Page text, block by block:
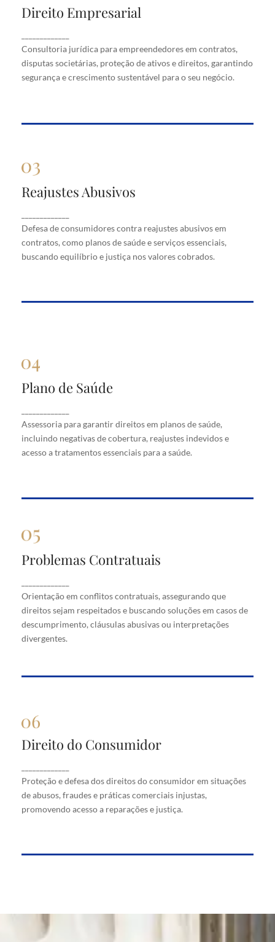
Direito Empresarial
Consultoria jurídica para empreendedores em contratos,
disputas societárias, proteção de ativos e direitos, garantindo
segurança e crescimento sustentável para o seu negócio.
Direito Empresarial
contratos, disputas societárias, proteção de ativos
e direitos, garantindo segurança e crescimento
sustentável para o seu negócio.
Reajustes Abusivos
Defesa de consumidores contra reajustes abusivos em
contratos, como planos de saúde e serviços essenciais,
buscando equilíbrio e justiça nos valores cobrados.
Reajustes Abusivos
em contratos, como planos de saúde e serviços
essenciais, buscando equilíbrio e justiça nos valores
cobrados.
Plano de Saúde
Assessoria para garantir direitos em planos de saúde,
incluindo negativas de cobertura, reajustes indevidos e
acesso a tratamentos essenciais para a saúde.
Plano de Saúde
saúde, incluindo negativas de cobertura, reajustes
indevidos e acesso a tratamentos essenciais para a
saúde.
Problemas Contratuais
Orientação em conflitos contratuais, assegurando que
direitos sejam respeitados e buscando soluções em casos de
descumprimento, cláusulas abusivas ou interpretações
divergentes.
Problemas Contratuais
que direitos sejam respeitados e buscando soluções
em casos de descumprimento, cláusulas abusivas
ou interpretações divergentes.
Direito do Consumidor
Proteção e defesa dos direitos do consumidor em situações
de abusos, fraudes e práticas comerciais injustas,
promovendo acesso a reparações e justiça.
Direito do Consumidor
situações de abusos, fraudes e práticas comerciais
injustas, promovendo acesso a reparações e justiça.